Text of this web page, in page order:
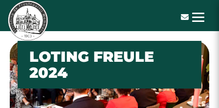
De Freulepartij
LOTING FREULE
2024